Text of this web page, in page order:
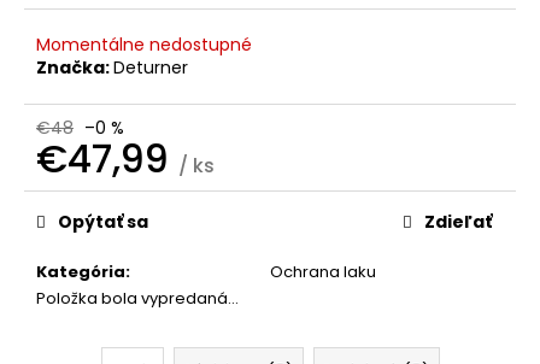
Momentálne nedostupné
Značka:Deturner
€48 –0 %
€47,99 / ks
Jednotková
cena:
Kategória:
Ochrana laku
Položka bola vypredaná…
Opýtať sa Zdieľať
O
d
o
ú
č
a
e